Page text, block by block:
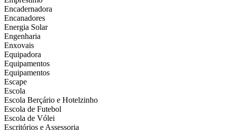
Encadernadora
Encanadores
Energia Solar
Engenharia
Enxovais
Equipadora
Equipamentos
Equipamentos
Escape
Escola
Escola Berçário e Hotelzinho
Escola de Futebol
Escola de Vólei
Escritórios e Assessoria